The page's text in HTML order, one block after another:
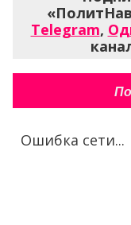
Telegram,
Ошибка сети...